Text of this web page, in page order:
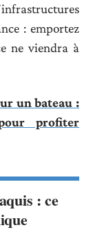
: emportez
ne viendra à
un bateau :
profiter
: ce